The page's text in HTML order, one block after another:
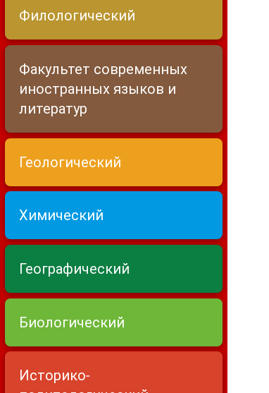
Филологический
Факультет современных
иностранных языков и
литератур
Геологический
Химический
Географический
Биологический
Историко-